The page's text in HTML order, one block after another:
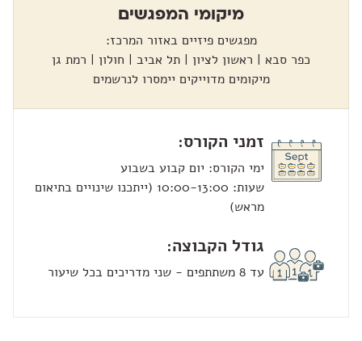
זמני הקורס:
שעות: 10:00-13:00 (ייתכנו שינויים בתיאום
מראש)
גודל הקבוצה:
עד 8 משתתפים - שני מדריכים בכל שיעור
מיקומי המפגשים
מיקומים מדוייקים יימסרו לנרשמים